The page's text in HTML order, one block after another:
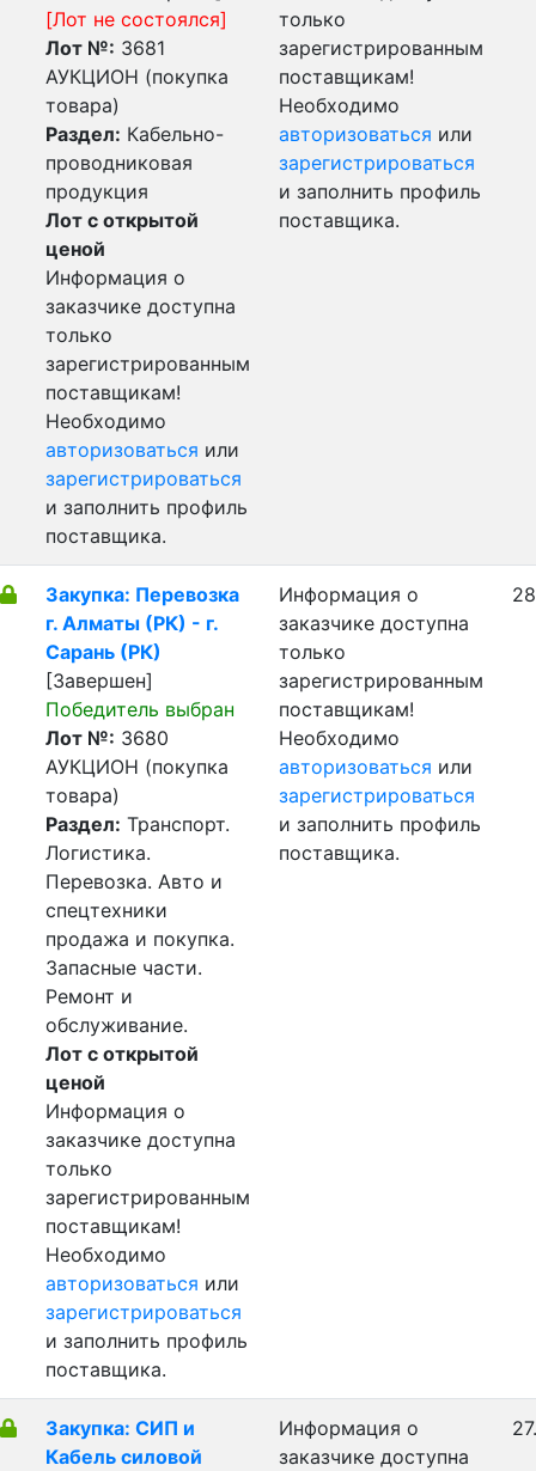
[Лот не состоялся]
Лот №: 3681
АУКЦИОН (покупка
товара)
Раздел: Кабельно-
проводниковая
продукция
Лот с открытой
ценой
Информация о
заказчике доступна
только
зарегистрированным
поставщикам!
Необходимо
авторизоваться или
зарегистрироваться
и заполнить профиль
поставщика.
только
зарегистрированным
поставщикам!
Необходимо
авторизоваться или
зарегистрироваться
и заполнить профиль
поставщика.
Закупка: Перевозка
г. Алматы (РК) - г.
Сарань (РК)
[Завершен]
Победитель выбран
Лот №: 3680
АУКЦИОН (покупка
товара)
Раздел: Транспорт.
Логистика.
Перевозка. Авто и
спецтехники
продажа и покупка.
Запасные части.
Ремонт и
обслуживание.
Лот с открытой
ценой
Информация о
заказчике доступна
только
зарегистрированным
поставщикам!
Необходимо
авторизоваться или
зарегистрироваться
и заполнить профиль
поставщика.
Информация о
заказчике доступна
только
зарегистрированным
поставщикам!
Необходимо
авторизоваться или
зарегистрироваться
и заполнить профиль
поставщика.
Закупка: СИП и
Кабель силовой
Информация о
заказчике доступна